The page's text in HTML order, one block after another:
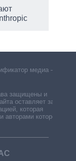
медиа –
защищены и
оставляет за
которая
которой